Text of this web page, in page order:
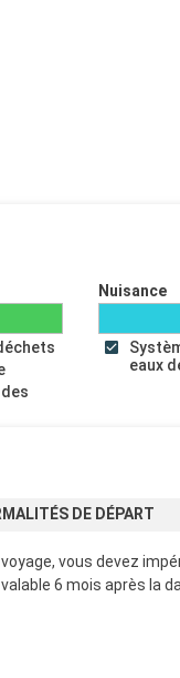
Nuisance
eaux
DE DÉPART
vous devez
6 mois après la